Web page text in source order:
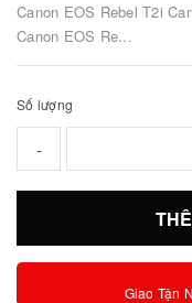
Canon EOS Rebel T2i
Canon EOS Re...
Số lượng
-
Giao Tận